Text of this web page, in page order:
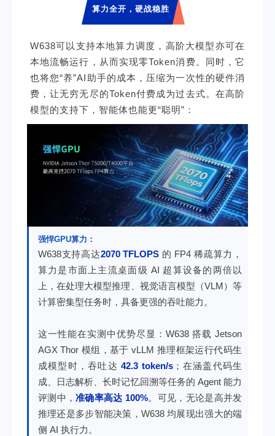
算力全开，硬战稳胜
W638可以支持本地算力调度，高阶大模型亦可在
本地流畅运行，从而实现零Token消费。同时，它
也将您“养”AI助手的成本，压缩为一次性的硬件消
费，让无穷无尽的Token付费成为过去式。在高阶
模型的支持下，智能体也能更“聪明”：
强悍GPU算力：
W638支持高达2070 TFLOPS 的 FP4 稀疏算力，
算力是市面上主流桌面级 AI 超算设备的两倍以
上，在处理大模型推理、视觉语言模型（VLM）等
计算密集型任务时，具备更强的吞吐能力。
这一性能在实测中优势尽显：W638 搭载 Jetson
AGX Thor 模组，基于 vLLM 推理框架运行代码生
成模型时，吞吐达42.3 token/s；在涵盖代码生
成、日志解析、长时记忆回溯等任务的 Agent 能力
评测中，准确率高达 100%。可见，无论是高并发
推理还是多步智能决策，W638 均展现出强大的端
侧 AI 执行力。